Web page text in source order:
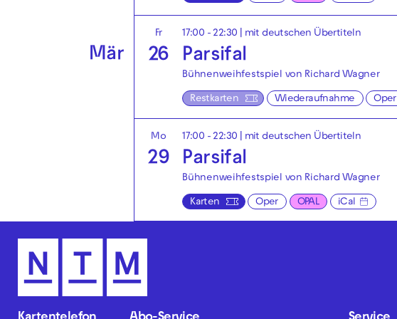
Mär
Fr
26
17:00 - 22:30 mit deutschen Übertiteln
Parsifal
Bühnenweihfestspiel von Richard Wagner
Restkarten Wiederaufnahme Oper
Mo
29
17:00 - 22:30 mit deutschen Übertiteln
Parsifal
Bühnenweihfestspiel von Richard Wagner
Karten Oper OPAL iCal